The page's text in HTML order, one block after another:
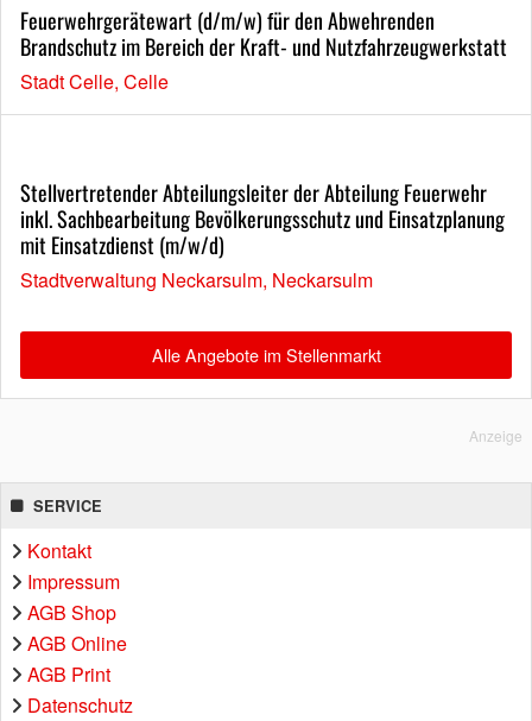
Feuerwehrgerätewart (d/m/w) für den Abwehrenden
Brandschutz im Bereich der Kraft- und Nutzfahrzeugwerkstatt
Stadt Celle, Celle
Stellvertretender Abteilungsleiter der Abteilung Feuerwehr
inkl. Sachbearbeitung Bevölkerungsschutz und Einsatzplanung
mit Einsatzdienst (m/w/d)
Stadtverwaltung Neckarsulm, Neckarsulm
Alle Angebote im Stellenmarkt
Anzeige
SERVICE
Kontakt
Impressum
AGB Shop
AGB Online
AGB Print
Datenschutz